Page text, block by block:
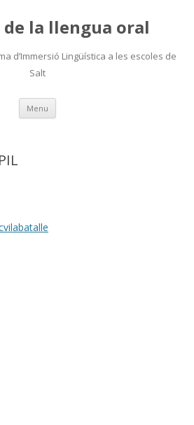
la llengua oral
d’Immersió Lingüística a les escoles de
Salt
Menu Skip
content